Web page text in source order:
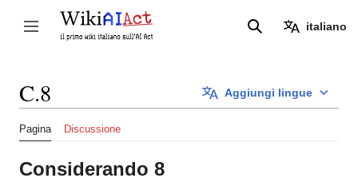
contenuto
Attiva/disattiva la barra laterale Ricerca italiano
Aggiungi lingue
C.8
Pagina Discussione
Considerando 8